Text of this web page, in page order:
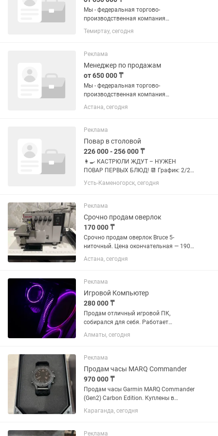
Мы - федеральная торгово-
производственная компания
«Хорошая Погода» в связи с
расширением штата приглашаем на
Мы - занимаемся производством
собственного бренда...
Темиртау, сегодня
Реклама
Менеджер по продажам
от 650 000 ₸
Мы - федеральная торгово-
производственная компания
«Хорошая Погода» в связи с
расширением штата приглашаем на
Мы - занимаемся производством
собственного бренда...
Астана, сегодня
Реклама
Повар в столовой
226 000 - 256 000 ₸
👩🍳 КАСТРЮЛИ ЖДУТ – НУЖЕН
ПОВАР ПЕРВЫХ БЛЮД! 📆 График: 2/2 |
⏰ с 07:00 до 20:00 💰 Зарплата: 226
000 тенге - 256 000 тенге 🍲 ЧТО
начинается с каши на раздачу — чтоб...
Усть-Каменогорск, сегодня
Реклама
Срочно продам оверлок
170 000 ₸
Срочно продам оверлок Bruce 5-
ниточный. Цена окончательная — 190
000 тг. Оверлок в очень хорошем
состоянии, шьёт ровно и без
дома, на производстве не работал,...
Астана, сегодня
Реклама
Игровой Компьютер
280 000 ₸
Продам отличный игровой ПК,
собирался для себя. Работает
идеально: тихо, не греется, любые
современные игры летают на ультра-
аккуратно и стильно за счёт
кастомных...
Алматы, сегодня
Реклама
Продам часы MARQ Commander
970 000 ₸
Продам часы Garmin MARQ Commander
(Gen2) Carbon Edition. Куплены в
октябре 2025 года у официального
представителя в Казахстане. Гарантия
Состояние хорошее. Полная...
Караганда, сегодня
Реклама